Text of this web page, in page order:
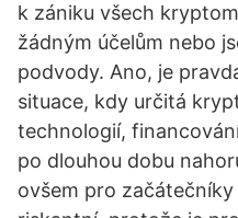
k zániku všech
žádným účelům nebo
podvody. Ano, je
situace, kdy určitá
technologií,
po dlouhou dobu
ovšem pro